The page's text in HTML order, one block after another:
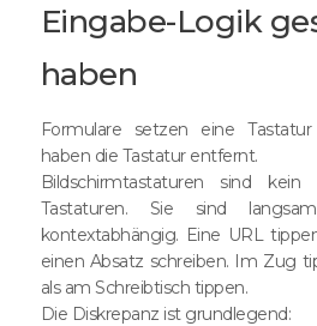
Eingabe-Logik
haben
Formulare setzen eine
haben die Tastatur entfernt.
Bildschirmtastaturen sind
Tastaturen. Sie sind
kontextabhängig. Eine URL
einen Absatz schreiben. Im Zug
als am Schreibtisch tippen.
Die Diskrepanz ist grundlegend: